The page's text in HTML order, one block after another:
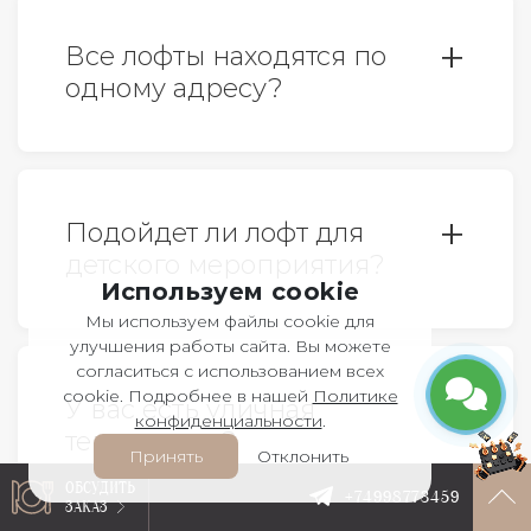
ЗАКАЗ
+74998773459
Все лофты находятся по
одному адресу?
ул.Столешников переулок, дом 6,
строение 3. Ближайшие станции
метро: Охотный ряд, Театральная и
Пушкинская. Изолированные
входные группы.
Подойдет ли лофт для
Да, конечно. Детские дни
рождения, один из самых
популярных форматов в наших
стенах. Менеджеры с
удовольствием поделятся с вами
кейсами.
У вас есть уличная
территория?
Да, у нас есть двор, который легко
Используем cookie
Мы используем файлы cookie для
улучшения работы сайта. Вы можете
согласиться с использованием всех
cookie. Подробнее в нашей Политике
конфиденциальности.
Принять
Отклонить